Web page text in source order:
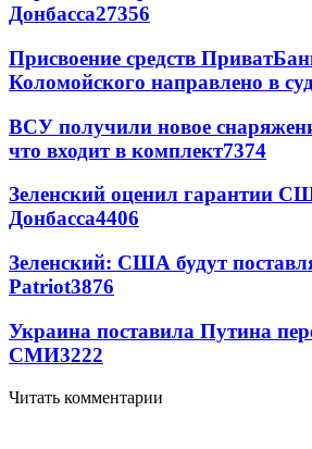
Донбасса27356
Присвоение средств
Коломойского направлено в суд
ВСУ получили новое
что входит в комплект7374
Зеленский оценил гарантии
Донбасса4406
Зеленский: США будут
Patriot3876
Украина поставила Путина
СМИ3222
Читать комментарии